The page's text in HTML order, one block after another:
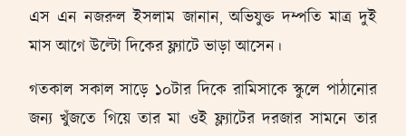
এস এন নজরুল ইসলাম জানান, অভিযুক্ত দম্পতি মাত্র দুই
মাস আগে উল্টো দিকের ফ্ল্যাটে ভাড়া আসেন।
গতকাল সকাল সাড়ে ১০টার দিকে রামিসাকে স্কুলে পাঠানোর
জন্য খুঁজতে গিয়ে তার মা ওই ফ্ল্যাটের দরজার সামনে তার